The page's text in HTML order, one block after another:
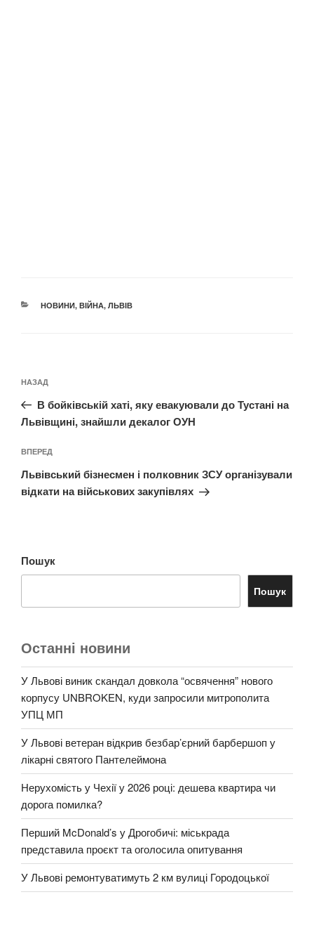
КАТЕГОРІЇ
НОВИНИ, ВІЙНА, ЛЬВІВ
записів
Попередній
запис:
НАЗАД
В бойківській хаті, яку евакуювали до Тустані на
Львівщині, знайшли декалог ОУН
Наступний
запис
ВПЕРЕД
Львівський бізнесмен і полковник ЗСУ організували
відкати на військових закупівлях
Пошук
Пошук
Останні новини
У Львові виник скандал довкола “освячення” нового
корпусу UNBROKEN, куди запросили митрополита
УПЦ МП
У Львові ветеран відкрив безбар’єрний барбершоп у
лікарні святого Пантелеймона
Нерухомість у Чехії у 2026 році: дешева квартира чи
дорога помилка?
Перший McDonald’s у Дрогобичі: міськрада
представила проєкт та оголосила опитування
У Львові ремонтуватимуть 2 км вулиці Городоцької